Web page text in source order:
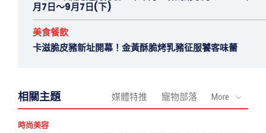
月7日～9月7日(下)
美食餐飲
卡滋脆皮豬新址開幕！金黃酥脆烤乳豬征服饕客味蕾
相關主題 媒體特推 寵物部落 More
時尚美容